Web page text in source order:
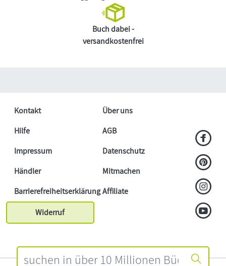
Buch dabei -
versandkostenfrei
Kontakt
Über uns
Hilfe
AGB
Impressum
Datenschutz
Händler
Mitmachen
BarrierefreiheitserklärungAffiliate
Widerruf